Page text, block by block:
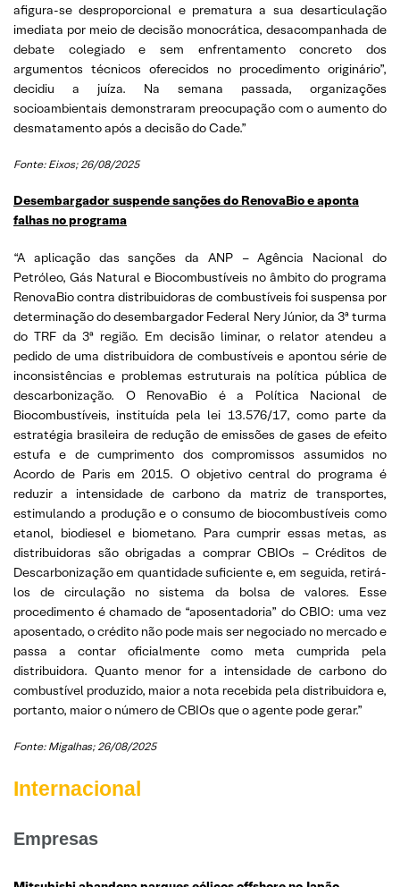
afigura-se desproporcional e prematura a sua desarticulação
imediata por meio de decisão monocrática, desacompanhada de
debate colegiado e sem enfrentamento concreto dos
argumentos técnicos oferecidos no procedimento originário”,
decidiu a juíza. Na semana passada, organizações
socioambientais demonstraram preocupação com o aumento do
desmatamento após a decisão do Cade.”
Fonte: Eixos; 26/08/2025
Desembargador suspende sanções do RenovaBio e aponta
falhas no programa
“A aplicação das sanções da ANP – Agência Nacional do
Petróleo, Gás Natural e Biocombustíveis no âmbito do programa
RenovaBio contra distribuidoras de combustíveis foi suspensa por
determinação do desembargador Federal Nery Júnior, da 3ª turma
do TRF da 3ª região. Em decisão liminar, o relator atendeu a
pedido de uma distribuidora de combustíveis e apontou série de
inconsistências e problemas estruturais na política pública de
descarbonização. O RenovaBio é a Política Nacional de
Biocombustíveis, instituída pela lei 13.576/17, como parte da
estratégia brasileira de redução de emissões de gases de efeito
estufa e de cumprimento dos compromissos assumidos no
Acordo de Paris em 2015. O objetivo central do programa é
reduzir a intensidade de carbono da matriz de transportes,
estimulando a produção e o consumo de biocombustíveis como
etanol, biodiesel e biometano. Para cumprir essas metas, as
distribuidoras são obrigadas a comprar CBIOs – Créditos de
Descarbonização em quantidade suficiente e, em seguida, retirá-
los de circulação no sistema da bolsa de valores. Esse
procedimento é chamado de “aposentadoria” do CBIO: uma vez
aposentado, o crédito não pode mais ser negociado no mercado e
passa a contar oficialmente como meta cumprida pela
distribuidora. Quanto menor for a intensidade de carbono do
combustível produzido, maior a nota recebida pela distribuidora e,
portanto, maior o número de CBIOs que o agente pode gerar.”
Fonte: Migalhas; 26/08/2025
Internacional
Empresas